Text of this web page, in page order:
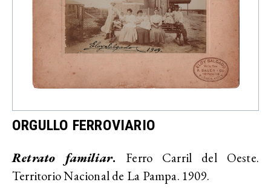
ORGULLO FERROVIARIO
Retrato familiar. Ferro Carril del Oeste.
Territorio Nacional de La Pampa. 1909.